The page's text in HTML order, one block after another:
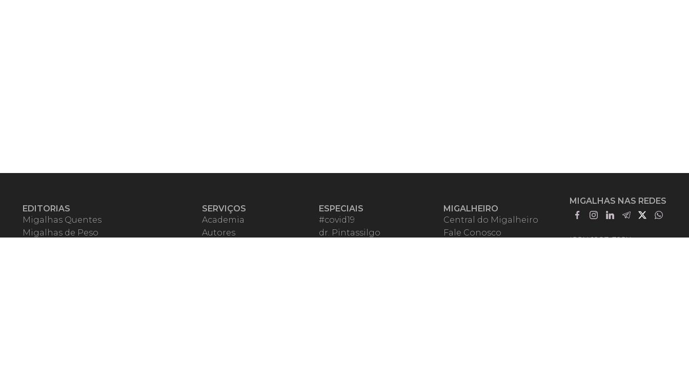
EDITORIAS
Migalhas Quentes
Migalhas de Peso
SERVIÇOS
Academia
Autores
ESPECIAIS
#covid19
dr. Pintassilgo
MIGALHEIRO
Central do Migalheiro
Fale Conosco
MIGALHAS NAS REDES
ISSN 1983-392X